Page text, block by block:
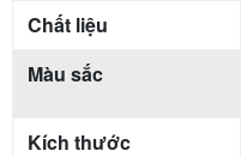
Chất liệu
Màu sắc
Kích thước